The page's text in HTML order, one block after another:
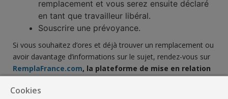
remplacement et vous serez ensuite déclaré
en tant que travailleur libéral.
Souscrire une prévoyance.
Si vous souhaitez d’ores et déjà trouver un remplacement ou
avoir davantage d’informations sur le sujet, rendez-vous sur
RemplaFrance.com, la plateforme de mise en relation
médical, collaboration et succession.
Cookies